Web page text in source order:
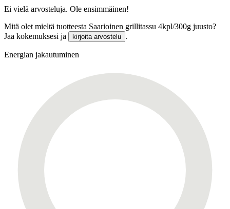
Ei vielä arvosteluja. Ole ensimmäinen!
Mitä olet mieltä tuotteesta Saarioinen grillitassu 4kpl/300g juusto?
Jaa kokemuksesi ja
kirjoita arvostelu .
Energian jakautuminen